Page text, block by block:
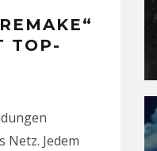
TOP-
Jedem